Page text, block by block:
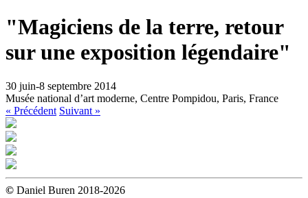
"Magiciens de la terre, retour
sur une exposition légendaire"
30 juin-8 septembre 2014
Musée national d’art moderne, Centre Pompidou, Paris, France
« Précédent Suivant »
© Daniel Buren 2018-2026